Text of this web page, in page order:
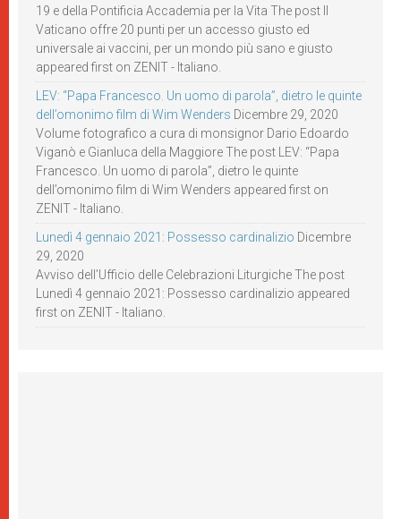
19 e della Pontificia Accademia per la Vita The post Il
Vaticano offre 20 punti per un accesso giusto ed
universale ai vaccini, per un mondo più sano e giusto
appeared first on ZENIT - Italiano.
LEV: “Papa Francesco. Un uomo di parola”, dietro le quinte
dell’omonimo film di Wim Wenders Dicembre 29, 2020
Volume fotografico a cura di monsignor Dario Edoardo
Viganò e Gianluca della Maggiore The post LEV: “Papa
Francesco. Un uomo di parola”, dietro le quinte
dell’omonimo film di Wim Wenders appeared first on
ZENIT - Italiano.
Lunedì 4 gennaio 2021: Possesso cardinalizio Dicembre
29, 2020
Avviso dell’Ufficio delle Celebrazioni Liturgiche The post
Lunedì 4 gennaio 2021: Possesso cardinalizio appeared
first on ZENIT - Italiano.